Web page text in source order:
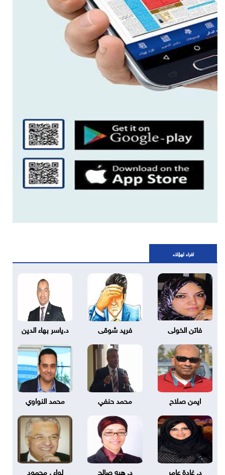
اقراء لهؤلاء
فاتن الخولى فريد شوقى د.ياسر بهاء الدين
ايمن صلاح محمد حنفي محمد النواوي
د. غادة عامر د. هبه صالح لواء . محمود